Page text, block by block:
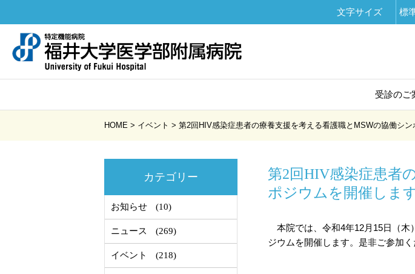
文字サイズ 標
受診のご
HOME > イベント > 第2回HIV感染症患者の療養支援を考える看護職とMSWの協働シ
第2回HIV感染症患者
ポジウムを開催しま
本院では、令和4年12月15日（木
ジウムを開催します。是非ご参加く
カテゴリー
お知らせ (10)
ニュース (269)
イベント (218)